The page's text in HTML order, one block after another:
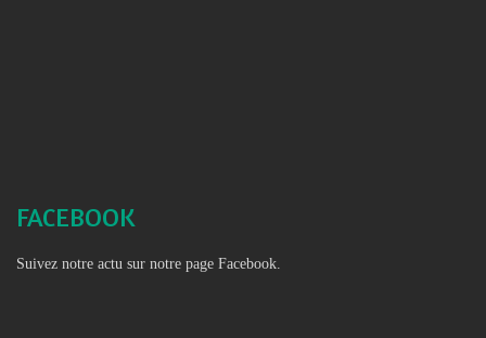
FACEBOOK
Suivez notre actu sur notre page Facebook.